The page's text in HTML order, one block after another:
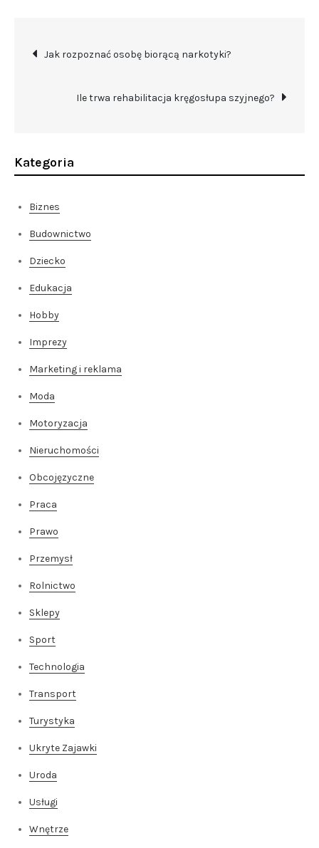
Nawigacja
wpisu
Jak rozpoznać osobę biorącą narkotyki?
Ile trwa rehabilitacja kręgosłupa szyjnego?
Kategoria
Biznes
Budownictwo
Dziecko
Edukacja
Hobby
Imprezy
Marketing i reklama
Moda
Motoryzacja
Nieruchomości
Obcojęzyczne
Praca
Prawo
Przemysł
Rolnictwo
Sklepy
Sport
Technologia
Transport
Turystyka
Ukryte Zajawki
Uroda
Usługi
Wnętrze